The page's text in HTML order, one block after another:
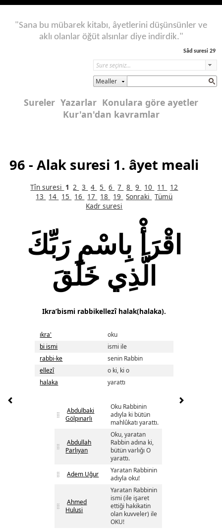
"Sana bu mübarek kitabı, âyetlerini düşünsünler ve
aklı olanlar öğüt alsınlar diye indirdik."
Sâd suresi 29
Mealler
Sureler Yazarlar Konulara göre ayetler
Kur'an'dan kavramlar
96 - Alak suresi 1. âyet meali
Tîn suresi 1 2 3 4 5 6 7 8 9 10 11
12
13
14 15 16 17 18 19 Sonraki
Tümü
Kadr suresi
اقْرَأْ بِاسْمِ رَبِّكَ
الَّذِي خَلَقَ
Ikra’bismi rabbikellezî halak(halaka).
ıkra'
oku
bi ismi
ismi ile
rabbi-ke
senin Rabbin
ellezî
o ki, ki o
halaka
yarattı
Abdulbaki
Gölpınarlı
Oku Rabbinin
adıyla ki bütün
mahlûkatı yarattı.
Abdullah
Parlıyan
Oku, yaratan
Rabbin adına ki,
bütün varlığı O
yarattı.
Adem Uğur
Yaratan Rabbinin
adıyla oku!
Ahmed
Hulusi
Yaratan Rabbinin
ismi (ile işaret
ettiği hakikatin
olan kuvveler) ile
OKU!